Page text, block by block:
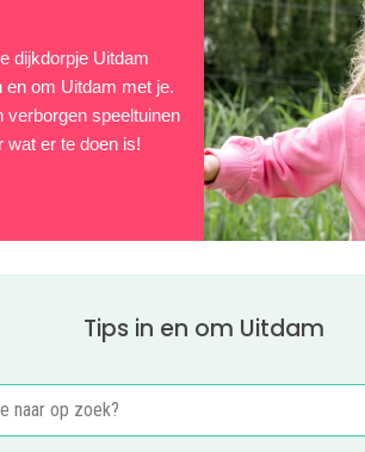
dijkdorpje Uitdam
en om Uitdam met je.
verborgen speeltuinen
wat er te doen is!
Tips in en om Uitdam